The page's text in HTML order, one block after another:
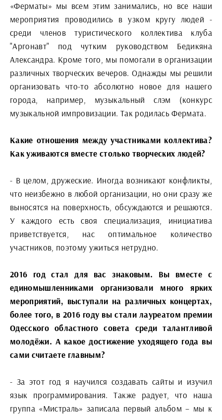
«Ферматы» мы всем этим занимались, но все наши
мероприятия проводились в узком кругу людей -
среди членов туристического коллектива клуба
"Аргонавт" под чутким руководством Бедикяна
Александра. Кроме того, мы помогали в организации
различных творческих вечеров. Однажды мы решили
организовать что-то абсолютно новое для нашего
города, например, музыкальный слэм (конкурс
музыкальной импровизации. Так родилась Фермата.
Какие отношения между участниками коллектива?
Как уживаются вместе столько творческих людей?
- В целом, дружеские. Иногда возникают конфликты,
что неизбежно в любой организации, но они сразу же
выносятся на поверхность, обсуждаются и решаются.
У каждого есть своя специализация, инициатива
приветствуется, нас оптимальное количество
участников, поэтому ужиться нетрудно.
2016 год стал для вас знаковым. Вы вместе с
единомышленниками организовали много ярких
мероприятий, выступали на различных концертах,
более того, в 2016 году вы стали лауреатом премии
Одесского областного совета среди талантливой
молодёжи. А какое достижение уходящего года вы
сами считаете главным?
- За этот год я научился создавать сайты и изучил
язык программирования. Также радует, что наша
группа «Мистраль» записала первый альбом – мы к